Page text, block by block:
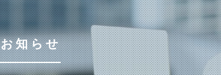
お知らせ